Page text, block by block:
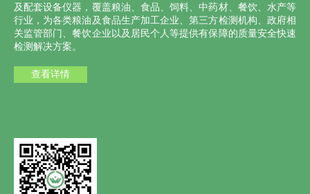
及配套设备仪器，覆盖粮油、食品、饲料、中药材、餐饮、水产等
行业，为各类粮油及食品生产加工企业、第三方检测机构、政府相
关监管部门、餐饮企业以及居民个人等提供有保障的质量安全快速
检测解决方案。
查看详情